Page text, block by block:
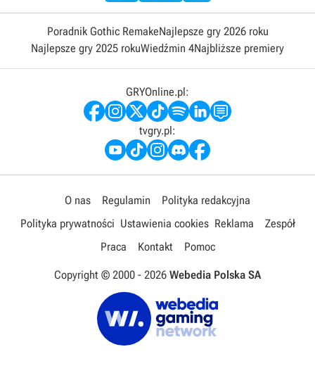
Poradnik Gothic RemakeNajlepsze gry 2026 roku
Najlepsze gry 2025 rokuWiedźmin 4Najbliższe premiery
GRYOnline.pl:
tvgry.pl:
O nas Regulamin
Polityka redakcyjna
Polityka prywatności Ustawienia cookies Reklama
Zespół
Praca
Kontakt Pomoc
Copyright © 2000 - 2026 Webedia Polska SA